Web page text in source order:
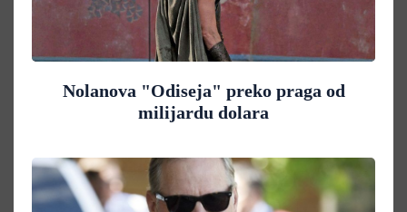
Nolanova "Odiseja" preko praga od
milijardu dolara